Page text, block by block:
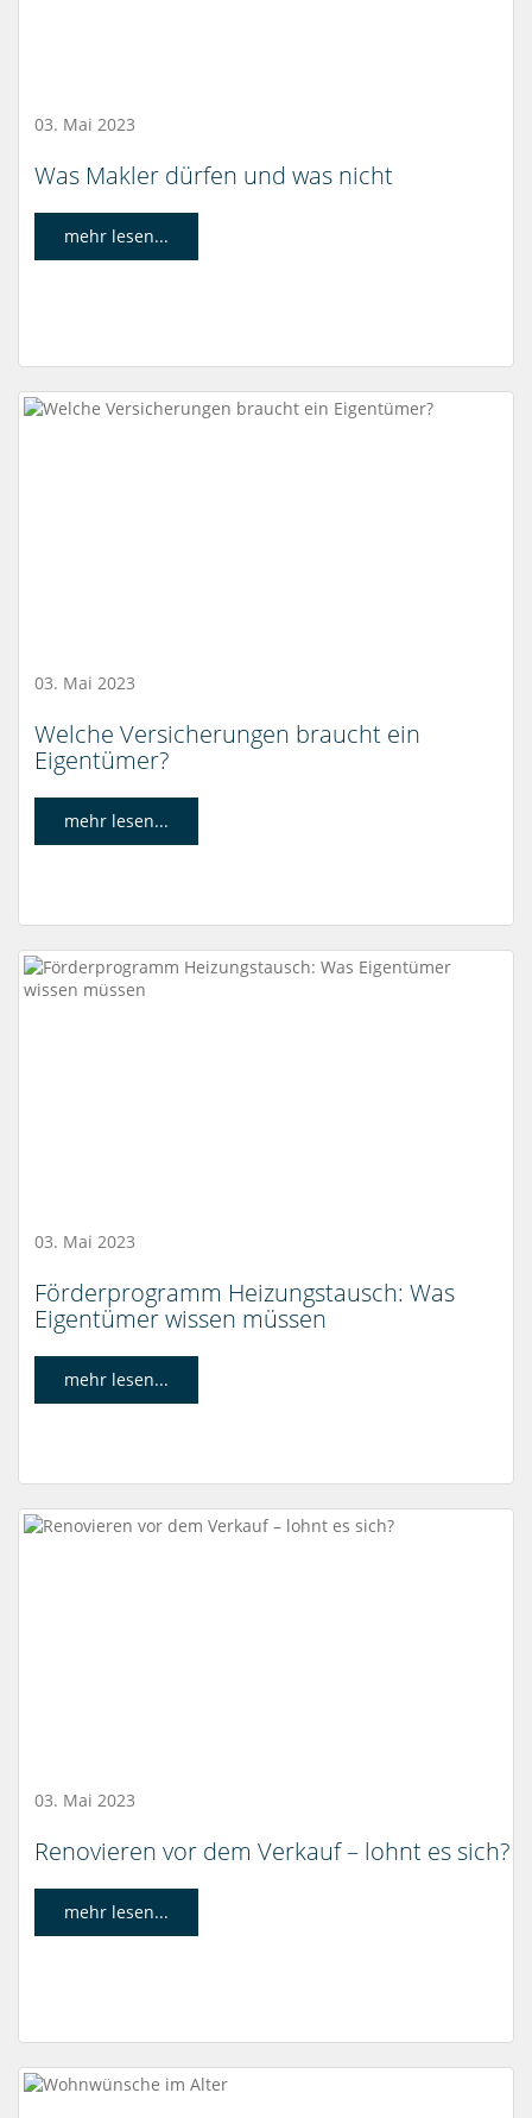
03. Mai 2023
Was Makler dürfen und was nicht
mehr lesen...
03. Mai 2023
Welche Versicherungen braucht ein
Eigentümer?
mehr lesen...
03. Mai 2023
Förderprogramm Heizungstausch: Was
Eigentümer wissen müssen
mehr lesen...
03. Mai 2023
Renovieren vor dem Verkauf – lohnt es sich?
mehr lesen...